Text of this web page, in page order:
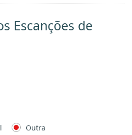
Escanções de
Outra